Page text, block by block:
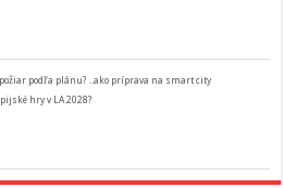
požiar podľa plánu? ..ako príprava na smart city
hry v LA 2028?